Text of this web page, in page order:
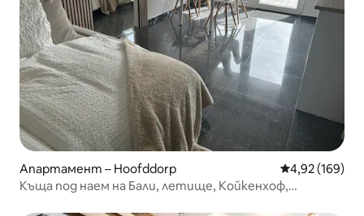
Апартамент – Hoofddorp Средна
4,92 (169)
Къща под наем на Бали, летище, Койкенхоф,